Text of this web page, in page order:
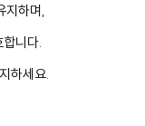
지하며,
니다.
하세요.